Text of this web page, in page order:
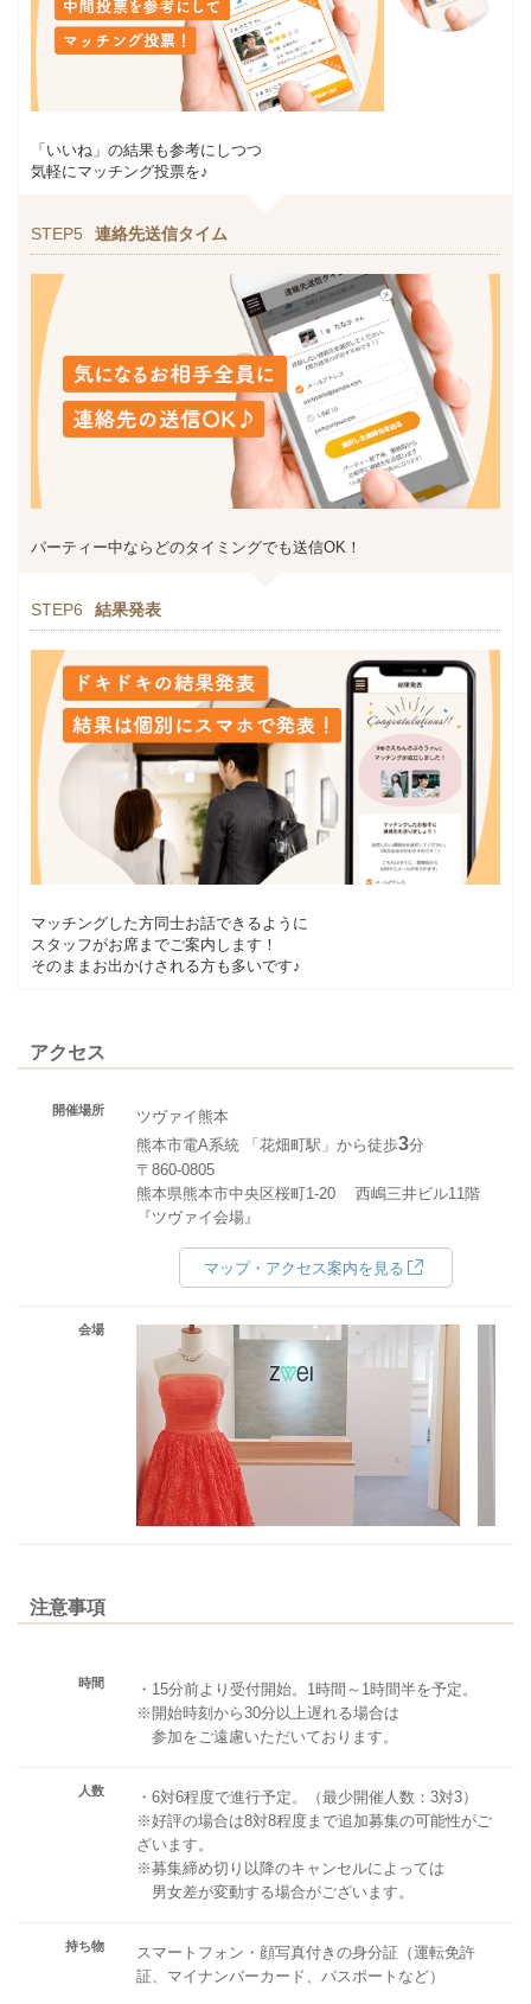
「いいね」の結果も参考にしつつ
気軽にマッチング投票を♪
STEP5 連絡先送信タイム
パーティー中ならどのタイミングでも送信OK！
STEP6 結果発表
マッチングした方同士お話できるように
スタッフがお席までご案内します！
そのままお出かけされる方も多いです♪
アクセス
開催場所
ツヴァイ熊本
熊本市電A系統 「花畑町駅」から徒歩3分
〒860-0805
熊本県熊本市中央区桜町1-20 西嶋三井ビル11階
『ツヴァイ会場』
マップ・アクセス案内を見る
会場
注意事項
時間
・15分前より受付開始。1時間～1時間半を予定。
※開始時刻から30分以上遅れる場合は
参加をご遠慮いただいております。
人数
・6対6程度で進行予定。（最少開催人数：3対3）
※好評の場合は8対8程度まで追加募集の可能性がご
ざいます。
※募集締め切り以降のキャンセルによっては
男女差が変動する場合がございます。
持ち物
スマートフォン・顔写真付きの身分証（運転免許
証、マイナンバーカード、パスポートなど）